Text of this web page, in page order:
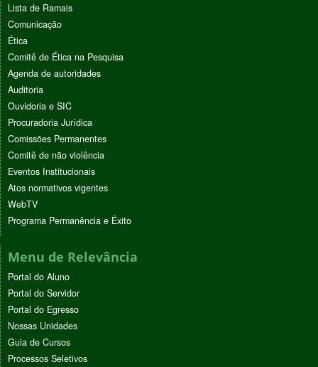
Lista de Ramais
Comunicação
Ética
Comitê de Ética na Pesquisa
Agenda de autoridades
Auditoria
Ouvidoria e SIC
Procuradoria Jurídica
Comissões Permanentes
Comitê de não violência
Eventos Institucionais
Atos normativos vigentes
WebTV
Programa Permanência e Êxito
Menu de Relevância
Portal do Aluno
Portal do Servidor
Portal do Egresso
Nossas Unidades
Guia de Cursos
Processos Seletivos